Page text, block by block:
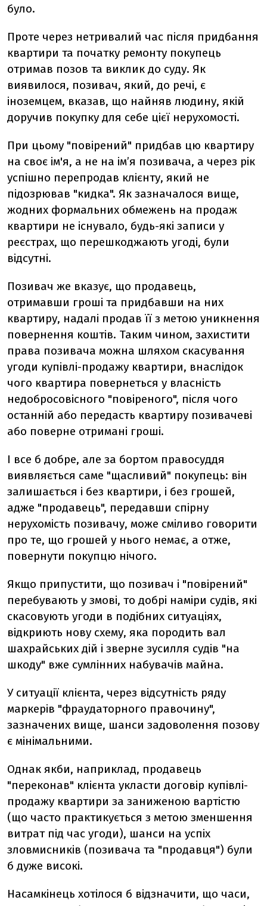
було.
Проте через нетривалий час після придбання
квартири та початку ремонту покупець
отримав позов та виклик до суду. Як
виявилося, позивач, який, до речі, є
іноземцем, вказав, що найняв людину, якій
доручив покупку для себе цієї нерухомості.
При цьому "повірений" придбав цю квартиру
на своє ім'я, а не на ім’я позивача, а через рік
успішно перепродав клієнту, який не
підозрював "кидка". Як зазначалося вище,
жодних формальних обмежень на продаж
квартири не існувало, будь-які записи у
реєстрах, що перешкоджають угоді, були
відсутні.
Позивач же вказує, що продавець,
отримавши гроші та придбавши на них
квартиру, надалі продав її з метою уникнення
повернення коштів. Таким чином, захистити
права позивача можна шляхом скасування
угоди купівлі-продажу квартири, внаслідок
чого квартира повернеться у власність
недобросовісного "повіреного", після чого
останній або передасть квартиру позивачеві
або поверне отримані гроші.
І все б добре, але за бортом правосуддя
виявляється саме "щасливий" покупець: він
залишається і без квартири, і без грошей,
адже "продавець", передавши спірну
нерухомість позивачу, може сміливо говорити
про те, що грошей у нього немає, а отже,
повернути покупцю нічого.
Якщо припустити, що позивач і "повірений"
перебувають у змові, то добрі наміри судів, які
скасовують угоди в подібних ситуаціях,
відкриють нову схему, яка породить вал
шахрайських дій і зверне зусилля судів "на
шкоду" вже сумлінних набувачів майна.
У ситуації клієнта, через відсутність ряду
маркерів "фраудаторного правочину",
зазначених вище, шанси задоволення позову
є мінімальними.
Однак якби, наприклад, продавець
"переконав" клієнта укласти договір купівлі-
продажу квартири за заниженою вартістю
(що часто практикується з метою зменшення
витрат під час угоди), шанси на успіх
зловмисників (позивача та "продавця") були
б дуже високі.
Насамкінець хотілося б відзначити, що часи,